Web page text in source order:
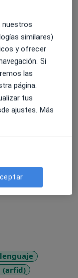
Espectro
lactancia,
de porteo, y
como
para
desde recién
se basa en
y ofrecer la
que
(arfid)
nuestros
similares)
y ofrecer
Si
las
página.
tus
ajustes. Más